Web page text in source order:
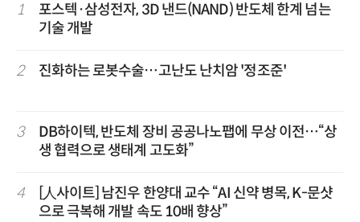
1
포스텍·삼성전자, 3D 낸드(NAND) 반도체 한계 넘는
기술 개발
2 진화하는 로봇수술…고난도 난치암 '정조준'
3
DB하이텍, 반도체 장비 공공나노팹에 무상 이전…“상
생 협력으로 생태계 고도화”
4
[人사이트] 남진우 한양대 교수 “AI 신약 병목, K-문샷
으로 극복해 개발 속도 10배 향상”